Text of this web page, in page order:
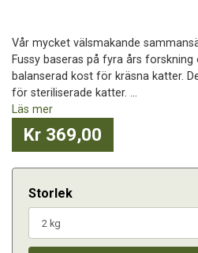
Vår mycket välsmakande
Fussy baseras på fyra års
balanserad kost för kräsna katter.
för steriliserade katter. ...
Läs mer
Kr 369,00
Storlek